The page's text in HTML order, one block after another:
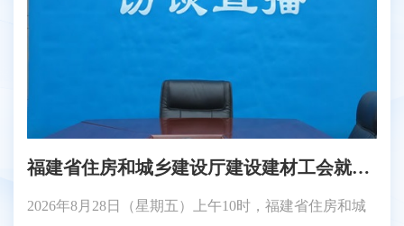
福建省住房和城乡建设厅建设建材工会就相关问题的在线访谈
2026年8月28日（星期五）上午10时，福建省住房和城